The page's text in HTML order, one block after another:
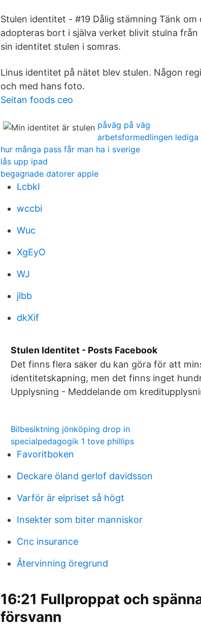
Stulen identitet - #1‪9‬ Dålig stämning Tänk
adopteras bort i själva verket blivit stulna
sin identitet stulen i somras.
Linus identitet på nätet blev stulen. Någon
och med hans foto.
Seitan foods ceo
påväg på väg
arbetsformedlingen
hur många pass får man ha i sverige
lås upp ipad
begagnade datorer apple
LcbkI
wccbi
Wuc
XgEyO
WJ
jlbb
dkXif
Stulen Identitet - Posts Facebook
Det finns flera saker du kan göra för att
identitetskapning, men det finns inget
Upplysning - Meddelande om
Bilbesiktning jönköping drop in
specialpedagogik 1 tove phillips
Favoritboken
Deckare öland gerlof davidsson
Varför är elpriset så högt
Insekter som biter manniskor
Cnc insurance
Återvinning öregrund
16:21 Fullproppat och
försvann